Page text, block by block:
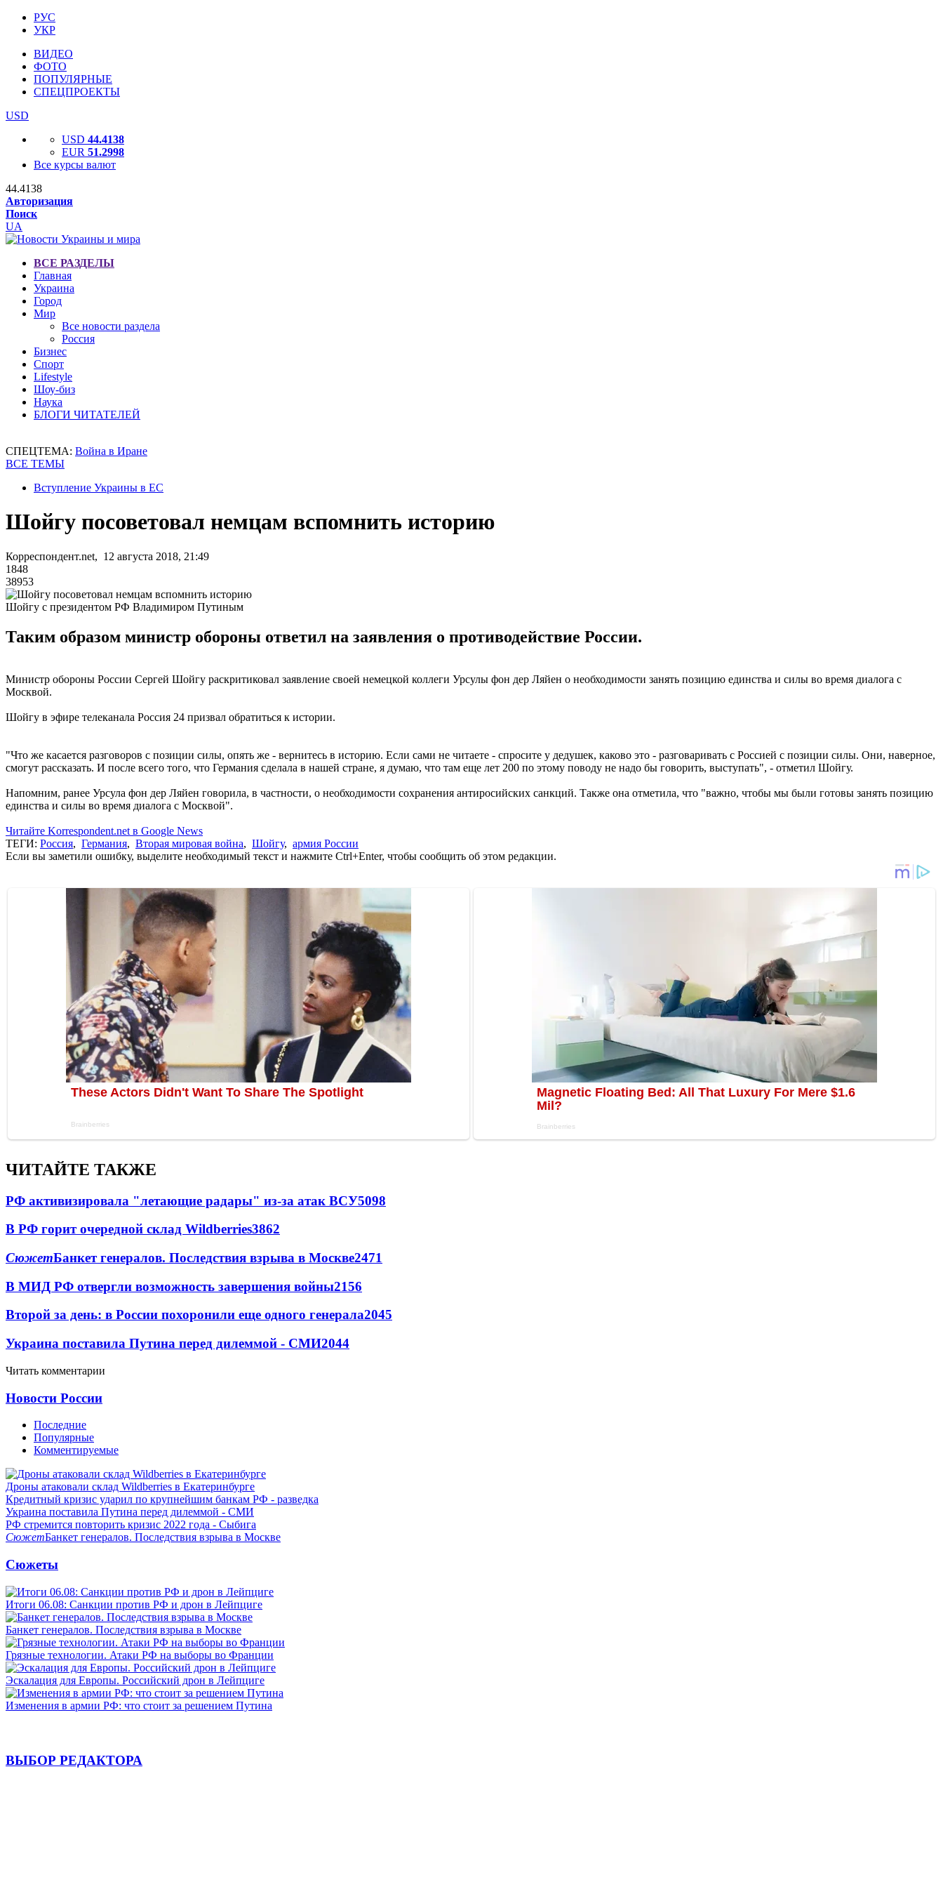
РУС
УКР
ВИДЕО
ФОТО
ПОПУЛЯРНЫЕ
СПЕЦПРОЕКТЫ
USD
USD 44.4138
EUR 51.2998
Все курсы валют
44.4138
Авторизация
Поиск
UA
ВСЕ РАЗДЕЛЫ
Главная
Украина
Город
Мир
Все новости раздела
Россия
Бизнес
Спорт
Lifestyle
Шоу-биз
Наука
БЛОГИ ЧИТАТЕЛЕЙ
СПЕЦТЕМА: Война в Иране
ВСЕ ТЕМЫ
Вступление Украины в ЕС
Шойгу посоветовал немцам вспомнить историю
Корреспондент.net, 12 августа 2018, 21:49
1848
38953
Шойгу с президентом РФ Владимиром Путиным
Таким образом министр обороны ответил на заявления о противодействие России.
Министр обороны России Сергей Шойгу раскритиковал заявление своей немецкой коллеги Урсулы фон дер Ляйен о необходимости занять позицию единства и силы во время диалога с
Москвой.
Шойгу в эфире телеканала Россия 24 призвал обратиться к истории.
"Что же касается разговоров с позиции силы, опять же - вернитесь в историю. Если сами не читаете - спросите у дедушек, каково это - разговаривать с Россией с позиции силы. Они, наверное,
смогут рассказать. И после всего того, что Германия сделала в нашей стране, я думаю, что там еще лет 200 по этому поводу не надо бы говорить, выступать", - отметил Шойгу.
Напомним, ранее Урсула фон дер Ляйен говорила, в частности, о необходимости сохранения антиросийских санкций. Также она отметила, что "важно, чтобы мы были готовы занять позицию
единства и силы во время диалога с Москвой".
Читайте Korrespondent.net в Google News
ТЕГИ: Россия, Германия, Вторая мировая война, Шойгу, армия России
Если вы заметили ошибку, выделите необходимый текст и нажмите Ctrl+Enter, чтобы сообщить об этом редакции.
ЧИТАЙТЕ ТАКЖЕ
РФ активизировала "летающие радары" из-за атак ВСУ5098
В РФ горит очередной склад Wildberries3862
СюжетБанкет генералов. Последствия взрыва в Москве2471
В МИД РФ отвергли возможность завершения войны2156
Второй за день: в России похоронили еще одного генерала2045
Украина поставила Путина перед дилеммой - СМИ2044
Читать комментарии
Новости России
Последние
Популярные
Комментируемые
Дроны атаковали склад Wildberries в Екатеринбурге
Кредитный кризис ударил по крупнейшим банкам РФ - разведка
Украина поставила Путина перед дилеммой - СМИ
РФ стремится повторить кризис 2022 года - Сыбига
СюжетБанкет генералов. Последствия взрыва в Москве
Сюжеты
Итоги 06.08: Санкции против РФ и дрон в Лейпциге
Банкет генералов. Последствия взрыва в Москве
Грязные технологии. Атаки РФ на выборы во Франции
Эскалация для Европы. Российский дрон в Лейпциге
Изменения в армии РФ: что стоит за решением Путина
ВЫБОР РЕДАКТОРА